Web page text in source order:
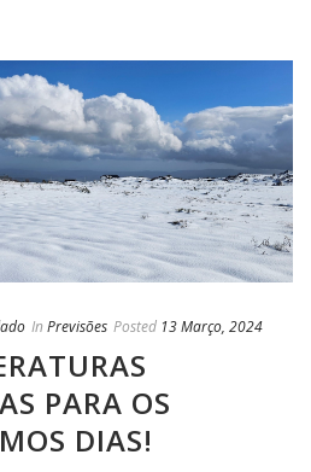
In Previsões Posted 13 Março, 2024
PARA OS
DIAS!